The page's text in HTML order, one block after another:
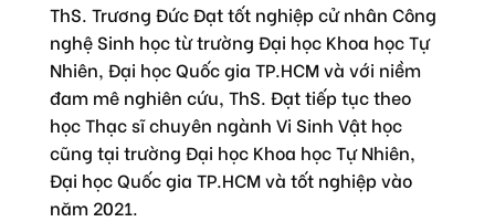
ThS. Trương Đức Đạt tốt nghiệp cử nhân Công
nghệ Sinh học từ trường Đại học Khoa học Tự
Nhiên, Đại học Quốc gia TP.HCM và với niềm
đam mê nghiên cứu, ThS. Đạt tiếp tục theo
học Thạc sĩ chuyên ngành Vi Sinh Vật học
cũng tại trường Đại học Khoa học Tự Nhiên,
Đại học Quốc gia TP.HCM và tốt nghiệp vào
năm 2021.